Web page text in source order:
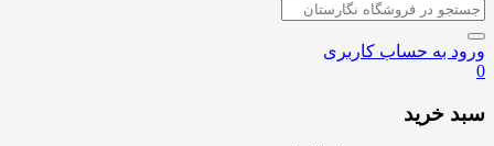
ورود به حساب کاربری
0
سبد خرید